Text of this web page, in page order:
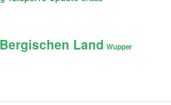
Land Wupper